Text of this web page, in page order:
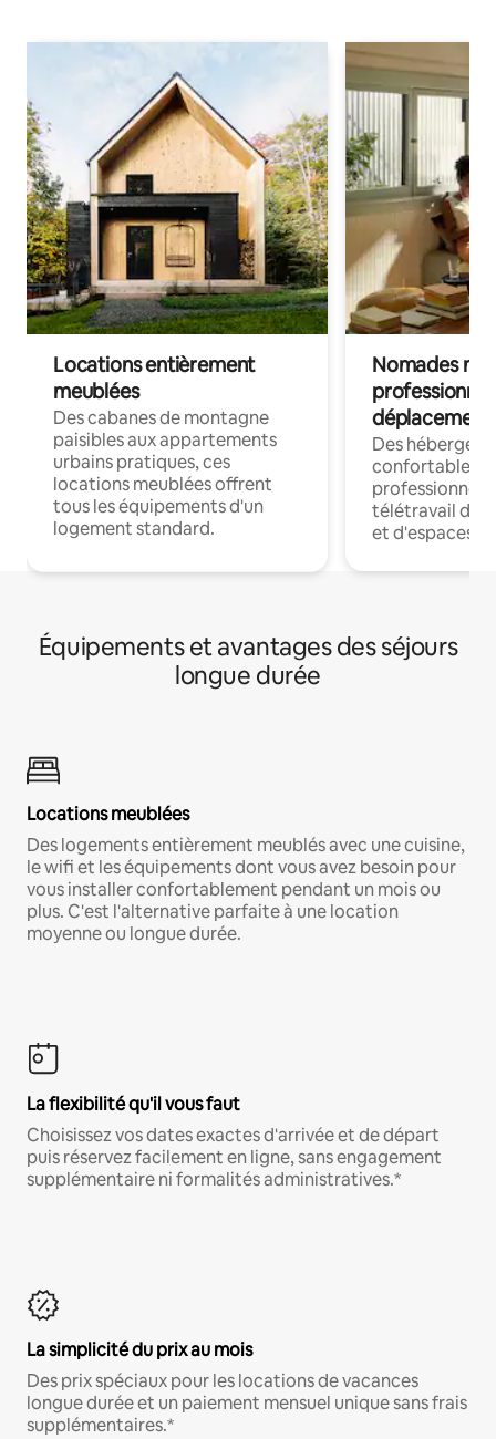
Locations entièrement
meublées
Des cabanes de montagne
paisibles aux appartements
urbains pratiques, ces
locations meublées offrent
tous les équipements d'un
logement standard.
Nomades
déplacement
Des
confortables
professionnels
télétravail
et d'espaces
Équipements et avantages des séjours
longue durée
Locations meublées
Des logements entièrement meublés avec une cuisine,
le wifi et les équipements dont vous avez besoin pour
vous installer confortablement pendant un mois ou
plus. C'est l'alternative parfaite à une location
moyenne ou longue durée.
La flexibilité qu'il vous faut
Choisissez vos dates exactes d'arrivée et de départ
puis réservez facilement en ligne, sans engagement
supplémentaire ni formalités administratives.*
La simplicité du prix au mois
Des prix spéciaux pour les locations de vacances
longue durée et un paiement mensuel unique sans frais
supplémentaires.*